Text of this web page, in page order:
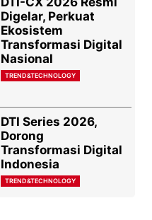
Digelar, Perkuat
Ekosistem
Transformasi Digital
Nasional
TREND&TECHNOLOGY
DTI Series 2026,
Dorong
Transformasi Digital
Indonesia
TREND&TECHNOLOGY